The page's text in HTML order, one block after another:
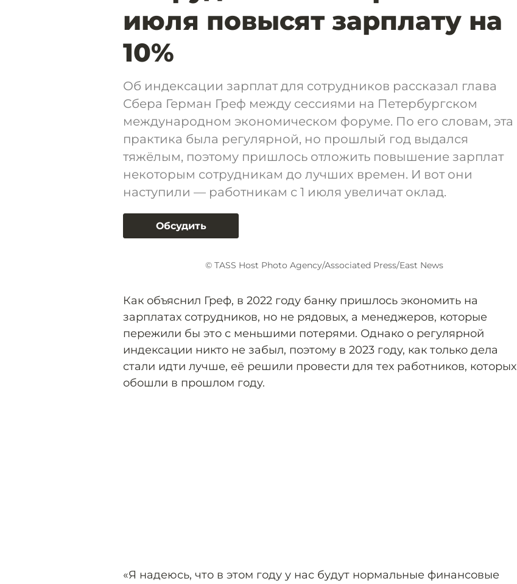
июля повысят зарплату на
10%
Об индексации зарплат для сотрудников рассказал глава
Сбера Герман Греф между сессиями на Петербургском
международном экономическом форуме. По его словам, эта
практика была регулярной, но прошлый год выдался
тяжёлым, поэтому пришлось отложить повышение зарплат
некоторым сотрудникам до лучших времен. И вот они
наступили — работникам с 1 июля увеличат оклад.
Обсудить
© TASS Host Photo Agency/Associated Press/East News
Как объяснил Греф, в 2022 году банку пришлось экономить на
зарплатах сотрудников, но не рядовых, а менеджеров, которые
пережили бы это с меньшими потерями. Однако о регулярной
индексации никто не забыл, поэтому в 2023 году, как только дела
стали идти лучше, её решили провести для тех работников, которых
обошли в прошлом году.
«Я надеюсь, что в этом году у нас будут нормальные финансовые